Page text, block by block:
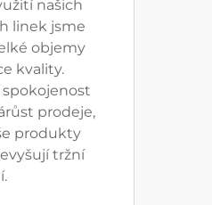
našich
linek jsme
objemy
kvality.
spokojenost
prodeje,
produkty
tržní